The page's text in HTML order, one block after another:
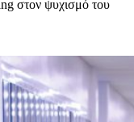
–
στον ψυχισμό του